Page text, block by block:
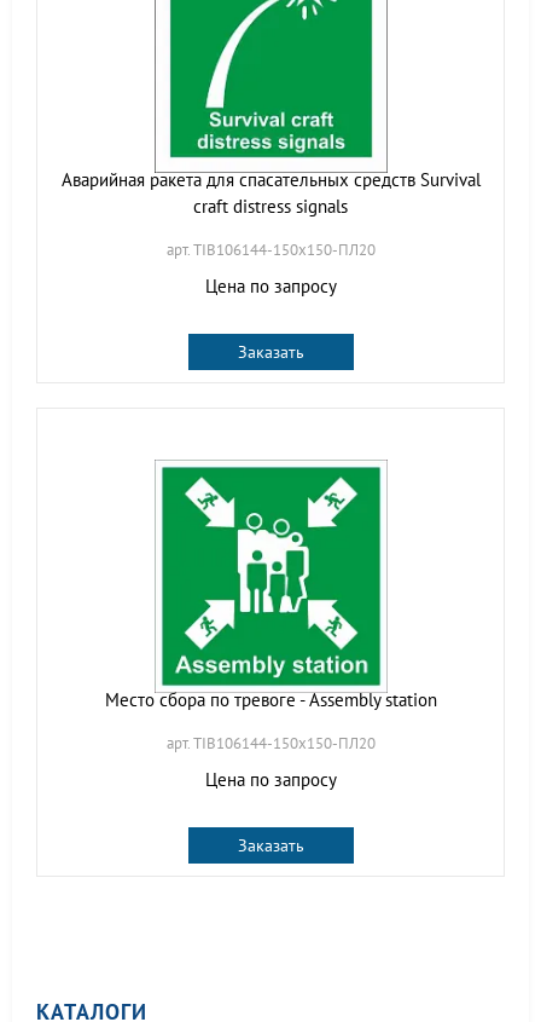
Аварийная ракета для спасательных средств Survival
craft distress signals
арт. TIB106144-150х150-ПЛ20
Цена по запросу
Заказать
Место сбора по тревоге - Assembly station
арт. TIB106144-150х150-ПЛ20
Цена по запросу
Заказать
КАТАЛОГИ